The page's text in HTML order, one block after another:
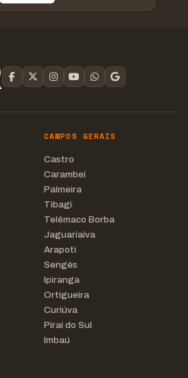
CAMPOS GERAIS
Castro
Carambeí
Palmeira
Tibagi
Telêmaco Borba
Jaguariaíva
Arapoti
Sengés
Ipiranga
Ortigueira
Curiúva
Piraí do Sul
Imbaú